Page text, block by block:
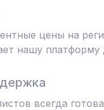
цены на
нашу платформу
всегда